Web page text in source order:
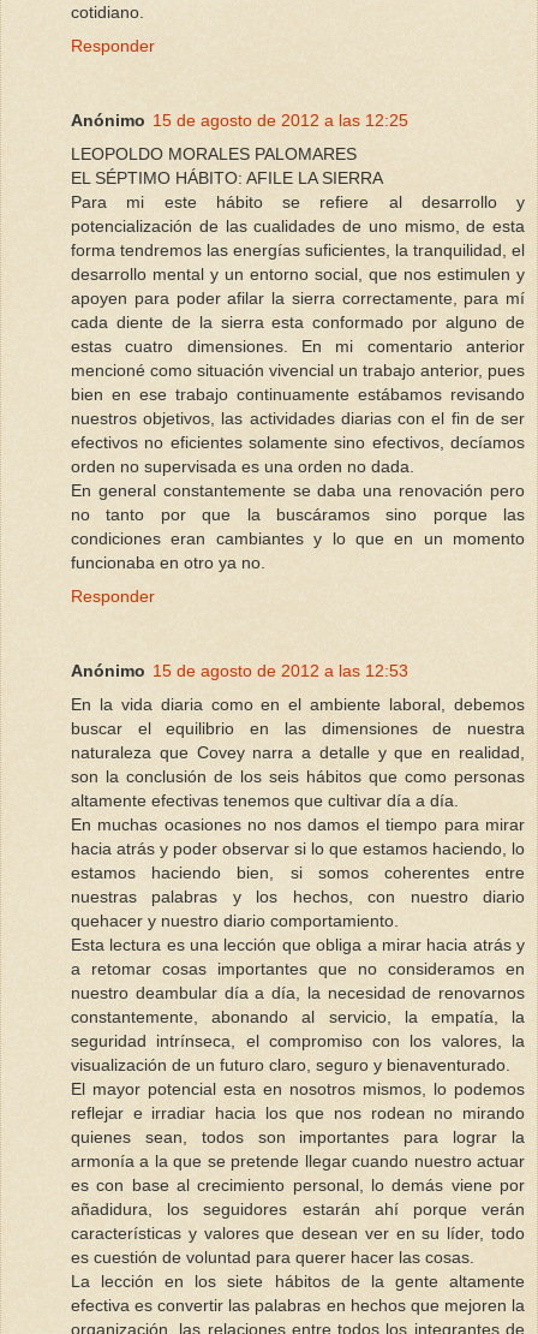
cotidiano.
Responder
Anónimo 15 de agosto de 2012 a las 12:25
LEOPOLDO MORALES PALOMARES
EL SÉPTIMO HÁBITO: AFILE LA SIERRA
Para mi este hábito se refiere al desarrollo y
potencialización de las cualidades de uno mismo, de esta
forma tendremos las energías suficientes, la tranquilidad, el
desarrollo mental y un entorno social, que nos estimulen y
apoyen para poder afilar la sierra correctamente, para mí
cada diente de la sierra esta conformado por alguno de
estas cuatro dimensiones. En mi comentario anterior
mencioné como situación vivencial un trabajo anterior, pues
bien en ese trabajo continuamente estábamos revisando
nuestros objetivos, las actividades diarias con el fin de ser
efectivos no eficientes solamente sino efectivos, decíamos
orden no supervisada es una orden no dada.
En general constantemente se daba una renovación pero
no tanto por que la buscáramos sino porque las
condiciones eran cambiantes y lo que en un momento
funcionaba en otro ya no.
Responder
Anónimo 15 de agosto de 2012 a las 12:53
En la vida diaria como en el ambiente laboral, debemos
buscar el equilibrio en las dimensiones de nuestra
naturaleza que Covey narra a detalle y que en realidad,
son la conclusión de los seis hábitos que como personas
altamente efectivas tenemos que cultivar día a día.
En muchas ocasiones no nos damos el tiempo para mirar
hacia atrás y poder observar si lo que estamos haciendo, lo
estamos haciendo bien, si somos coherentes entre
nuestras palabras y los hechos, con nuestro diario
quehacer y nuestro diario comportamiento.
Esta lectura es una lección que obliga a mirar hacia atrás y
a retomar cosas importantes que no consideramos en
nuestro deambular día a día, la necesidad de renovarnos
constantemente, abonando al servicio, la empatía, la
seguridad intrínseca, el compromiso con los valores, la
visualización de un futuro claro, seguro y bienaventurado.
El mayor potencial esta en nosotros mismos, lo podemos
reflejar e irradiar hacia los que nos rodean no mirando
quienes sean, todos son importantes para lograr la
armonía a la que se pretende llegar cuando nuestro actuar
es con base al crecimiento personal, lo demás viene por
añadidura, los seguidores estarán ahí porque verán
características y valores que desean ver en su líder, todo
es cuestión de voluntad para querer hacer las cosas.
La lección en los siete hábitos de la gente altamente
efectiva es convertir las palabras en hechos que mejoren la
organización, las relaciones entre todos los integrantes de